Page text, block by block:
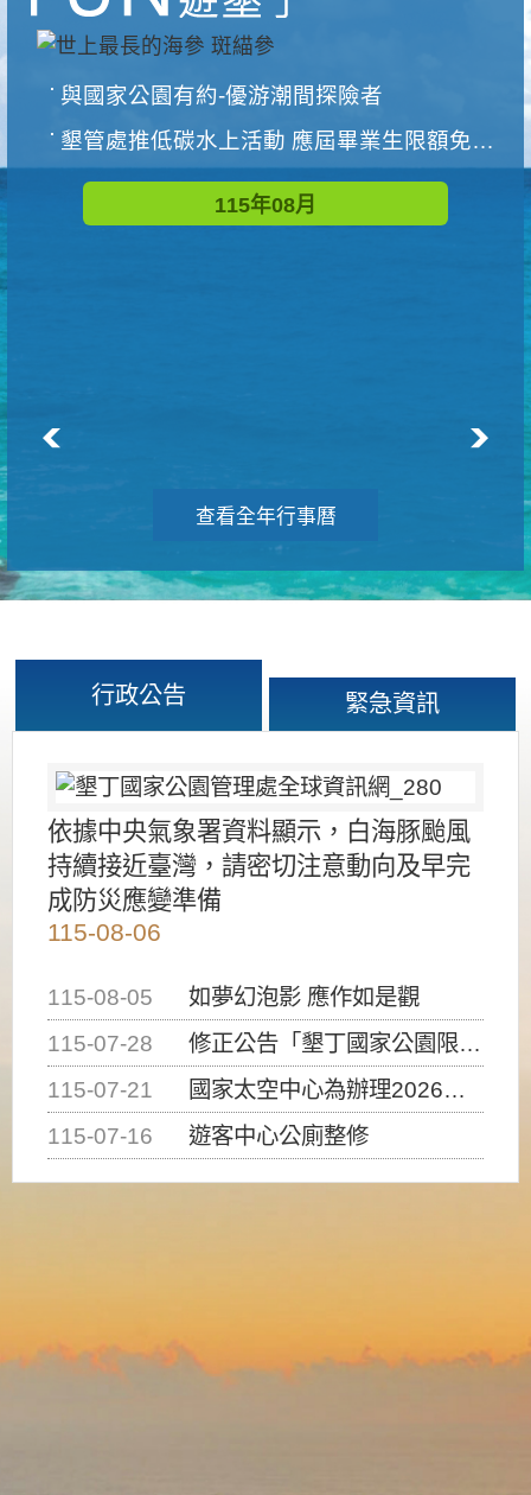
與國家公園有約-優游潮間探險者
墾管處推低碳水上活動 應屆畢業生限額免費參加
115年08月
查看全年行事曆
行政公告 緊急資訊
依據中央氣象署資料顯示，白海豚颱風
持續接近臺灣，請密切注意動向及早完
成防災應變準備
115-08-06
115-08-05
如夢幻泡影 應作如是觀
115-07-28
修正公告「墾丁國家公園限制水域遊憩活動之種類、範圍、時間及行為」，自即日生效。
115-07-21
國家太空中心為辦理2026台灣盃火箭競賽，陸、海、空域警戒及協調相關事宜，因颱風備案事宜
115-07-16
遊客中心公廁整修